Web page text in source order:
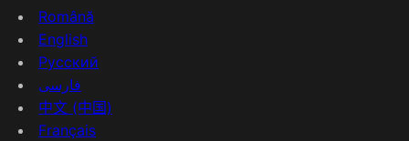
Română
English
Русский
فارسی
中文 (中国)
Français